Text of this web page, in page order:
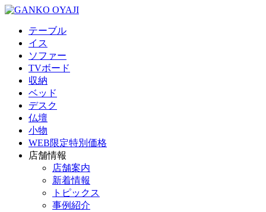
テーブル
イス
ソファー
TVボード
収納
ベッド
デスク
仏壇
小物
WEB限定特別価格
店舗情報
店舗案内
新着情報
トピックス
事例紹介